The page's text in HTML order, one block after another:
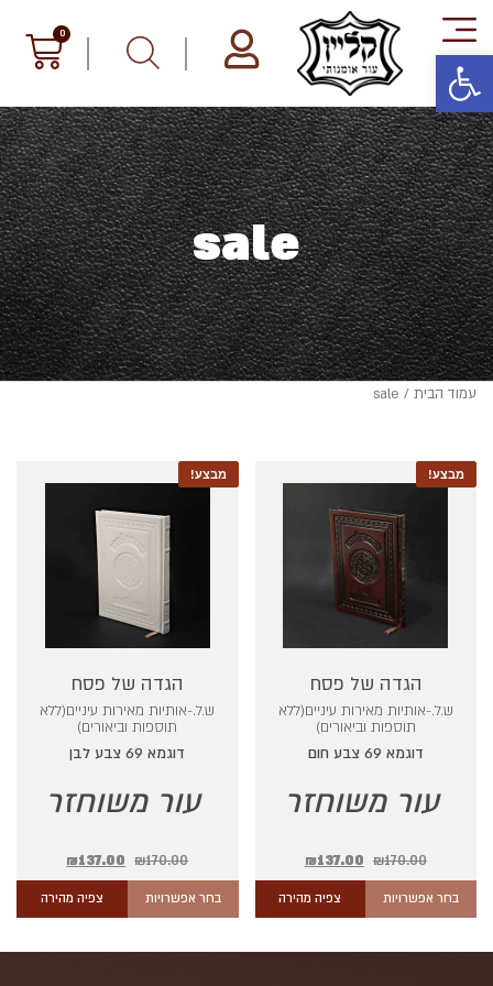
פתח סרגל נגישות
sale
עמוד הבית / sale
מבצע!
הגדה של פסח
ש.ל.-אותיות מאירות עיניים(ללא
תוספות וביאורים)
דוגמא 69 צבע חום
עור משוחזר
₪170.00
₪137.00
בחר אפשרויות צפיה מהירה
מבצע!
הגדה של פסח
ש.ל.-אותיות מאירות עיניים(ללא
תוספות וביאורים)
דוגמא 69 צבע לבן
עור משוחזר
₪170.00
₪137.00
בחר אפשרויות צפיה מהירה